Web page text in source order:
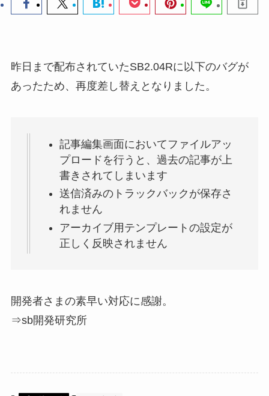
昨日まで配布されていたSB2.04Rに以下のバグが
あったため、再度差し替えとなりました。
記事編集画面においてファイルアッ
プロードを行うと、過去の記事が上
書きされてしまいます
送信済みのトラックバックが保存さ
れません
アーカイブ用テンプレートの設定が
正しく反映されません
開発者さまの素早い対応に感謝。
⇒sb開発研究所